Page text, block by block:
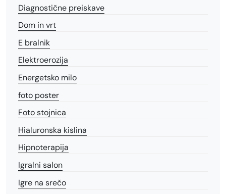
Diagnostične preiskave
Dom in vrt
E bralnik
Elektroerozija
Energetsko milo
foto poster
Foto stojnica
Hialuronska kislina
Hipnoterapija
Igralni salon
Igre na srečo